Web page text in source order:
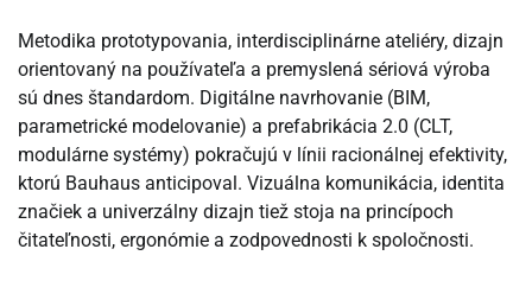
Metodika prototypovania, interdisciplinárne ateliéry, dizajn
orientovaný na používateľa a premyslená sériová výroba
sú dnes štandardom. Digitálne navrhovanie (BIM,
parametrické modelovanie) a prefabrikácia 2.0 (CLT,
modulárne systémy) pokračujú v línii racionálnej efektivity,
ktorú Bauhaus anticipoval. Vizuálna komunikácia, identita
značiek a univerzálny dizajn tiež stoja na princípoch
čitateľnosti, ergonómie a zodpovednosti k spoločnosti.